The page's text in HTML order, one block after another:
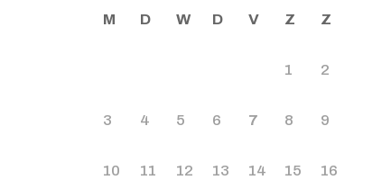
M D W D V Z Z
1 2
3 4 5 6 7 8 9
10 11 12 13 14 15 16